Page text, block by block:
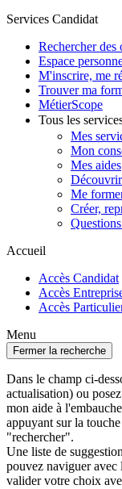
Services Candidat
Rechercher des
Espace
M'inscrire, me
Trouver ma
MétierScope
Tous les
Mes
Mon
Mes aides
Me
Créer,
Accueil
Accès Candidat
Accès
Accès
Menu
Fermer la recherche
Dans le champ ci-
actualisation) ou
mon aide à
appuyant sur la
"rechercher".
Une liste de
pouvez naviguer avec
valider votre choix